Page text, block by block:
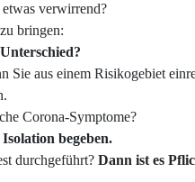
verwirrend?
bringen:
Sie aus einem Risikogebiet
Corona-Symptome?
begeben.
durchgeführt? Dann ist es